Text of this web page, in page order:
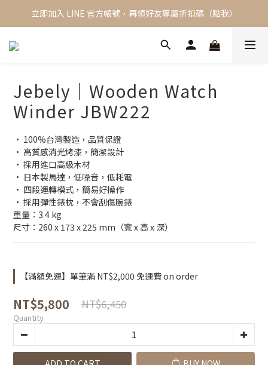
新會員限定，加入會員立即獲得 NT$100 購物金
立即加入 LINE 官方帳號，再領好友專屬折扣碼（點我）
全館單筆滿 2000 免運費
Jebely｜Wooden Watch
Winder JBW222
• 100%台灣製造，品質保證
• 高質感消光烤漆，簡潔設計
• 採用進口高級木材
• 日本製馬達，低噪音，低耗電
• 四段運轉模式，簡易好操作
• 採用彈性錶枕，不會刮傷腕錶
重量：3.4 kg
尺寸：260 x 173 x 225 mm（寬 x 高 x 深）
【滿額免運】單筆滿 NT$2,000 免運費 on order
NT$5,800 NT$6,450
Quantity